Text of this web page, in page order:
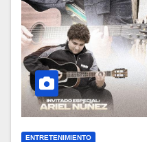
ENTRETENIMIENTO